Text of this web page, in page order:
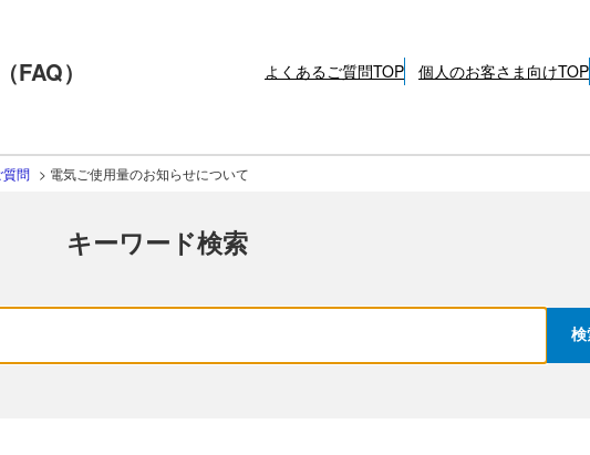
FAQ） よくあるご質問TOP 個人のお客さま向けTOP
質問 > 電気ご使用量のお知らせについて
キーワード検索